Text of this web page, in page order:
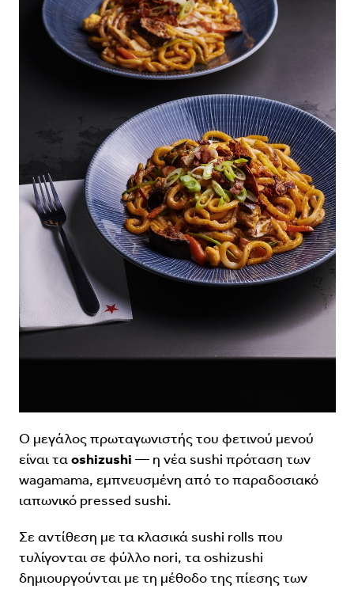
Ο μεγάλος πρωταγωνιστής του φετινού μενού
είναι ταoshizushi — η νέα sushi πρόταση των
wagamama, εμπνευσμένη από το παραδοσιακό
ιαπωνικό pressed sushi.
Σε αντίθεση με τα κλασικά sushi rolls που
τυλίγονται σε φύλλο nori, τα oshizushi
δημιουργούνται με τη μέθοδο της πίεσης των